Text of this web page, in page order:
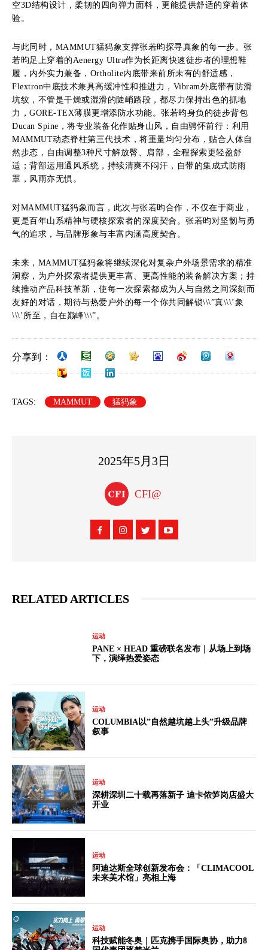
空3D结构设计，柔韧的四向弹力面料，更能提供舒适的穿着体
验。
与此同时，MAMMUT猛犸象支撑张若昀探寻真象的每一步。张
若昀足上穿着的Aenergy Ultra作为长距离快速徒步者的理想鞋
履，内外实力兼备，Ortholite内底带来前所未有的舒适感，
Flextron中底技术兼具高缓冲性和推进力，Vibram外底带有防滑
坑纹，不管是干燥或湿滑的陡峭路段，都尽力保持出色的抓地
力，GORE-TEX薄膜更增添防水功能。张若昀身负的徒步背包
Ducan Spine，将专业装备化作贴身山风，自由骋怀前行：利用
MAMMUT动态脊柱第三代技术，将重量均匀分布，贴合人体自
然步态，自由调整3种尺寸解放臀、肩部，全程探索更轻盈舒
适；背部运用通风系统，持续清爽不闷汗，自带的集成式防雨
罩，风雨亦无惧。
对MAMMUT猛犸象而言，此次与张若昀合作，不仅在于商业，
更是百年山系精神与硬核探索者的深度契合。张若昀对坚韧与勇
气的追求，与品牌形象与丰富内涵高度契合。
未来，MAMMUT猛犸象将继续深化对复杂户外场景需求的精准
洞察，为户外探索者提供更丰富、更高性能的装备解决方案；持
续推动产品科技革新，使每一次探索都成为人与自然之间深刻而
友好的对话，期待与热爱户外的每一个你共同解锁\\\”真\\\’象
\\\’所至，自在巅峰\\\”。
分享到：
TAGS: MAMMUT 猛犸象
2025年5月3日
CFI@
RELATED ARTICLES
运动
PANE × HEAD 重磅联名发布｜从场上到场
下，演绎热爱姿态
运动
COLUMBIA以”自然越坑越上头”升级品牌
叙事
运动
深耕深圳二十载再落新子 迪卡侬笋岗店盛大
开业
运动
阿迪达斯全球创新发布会：「CLIMACOOL
未来美术馆」亮相上海
运动
科技赋能冬奥｜匹克携手国际奥协，助力8